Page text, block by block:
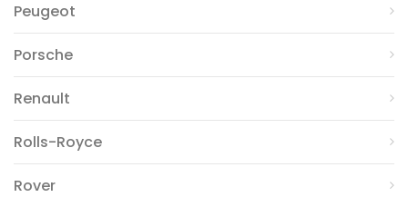
Peugeot
Porsche
Renault
Rolls-Royce
Rover